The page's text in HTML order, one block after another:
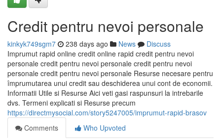
Credit pentru nevoi personale
kinkyk749sgm7 238 days ago News
Discuss
Imprumut rapid online credit online rapid credit pentru nevoi
personale credit pentru nevoi personale credit pentru nevoi
personale credit pentru nevoi personale Resurse necesare pentru
împrumutarea unui credit sau deschiderea unui cont de economii.
Informatii Utile si Resurse Aici veti gasi raspunsuri la intrebarile
dvs. Termeni explicati si Resurse precum
https://directmysocial.com/story5247005/imprumut-rapid-brasov
Comments
Who Upvoted